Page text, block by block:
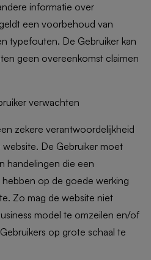
informatie over
een voorbehoud van
typefouten. De Gebruiker kan
geen overeenkomst claimen
verwachten
zekere verantwoordelijkheid
De Gebruiker moet
handelingen die een
op de goede werking
Zo mag de website niet
model te omzeilen en/of
op grote schaal te